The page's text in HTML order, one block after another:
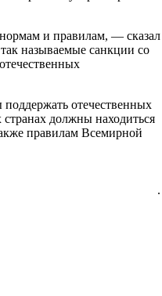
и правилам, — сказал
называемые санкции со
отечественных
должны находиться
правилам Всемирной
.